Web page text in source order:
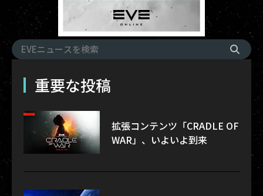
重要な投稿
拡張コンテンツ「CRADLE OF
WAR」、いよいよ到来